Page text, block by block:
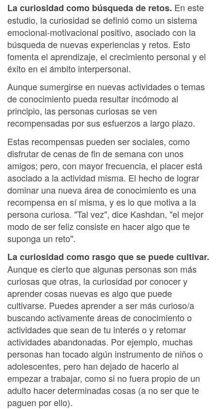
La curiosidad como búsqueda de retos. En este
estudio, la curiosidad se definió como un sistema
emocional-motivacional positivo, asociado con la
búsqueda de nuevas experiencias y retos. Esto
fomenta el aprendizaje, el crecimiento personal y el
éxito en el ámbito interpersonal.
Aunque sumergirse en nuevas actividades o temas
de conocimiento pueda resultar incómodo al
principio, las personas curiosas se ven
recompensadas por sus esfuerzos a largo plazo.
Estas recompensas pueden ser sociales, como
disfrutar de cenas de fin de semana con unos
amigos; pero, con mayor frecuencia, el placer está
asociado a la actividad misma. El hecho de lograr
dominar una nueva área de conocimiento es una
recompensa en sí misma, y es lo que motiva a la
persona curiosa. "Tal vez", dice Kashdan, "el mejor
modo de ser feliz consiste en hacer algo que te
suponga un reto".
La curiosidad como rasgo que se puede cultivar.
Aunque es cierto que algunas personas son más
curiosas que otras, la curiosidad por conocer y
aprender cosas nuevas es algo que puede
cultivarse. Puedes aprender a ser más curioso/a
buscando activamente áreas de conocimiento o
actividades que sean de tu interés o y retomar
actividades abandonadas. Por ejemplo, muchas
personas han tocado algún instrumento de niños o
adolescentes, pero han dejado de hacerlo al
empezar a trabajar, como si no fuera propio de un
adulto hacer determinadas cosas (a no ser que te
paguen por ello).